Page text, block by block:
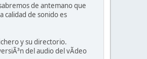
de antemano que
calidad de sonido es
y su directorio.
del audio del vÃ­deo